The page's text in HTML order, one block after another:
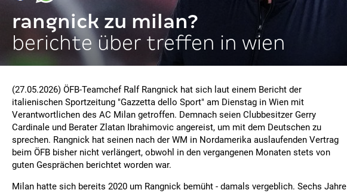
rangnick zu milan?
berichte über treffen in wien
(27.05.2026) ÖFB-Teamchef Ralf Rangnick hat sich laut einem Bericht der
italienischen Sportzeitung "Gazzetta dello Sport" am Dienstag in Wien mit
Verantwortlichen des AC Milan getroffen. Demnach seien Clubbesitzer Gerry
Cardinale und Berater Zlatan Ibrahimovic angereist, um mit dem Deutschen zu
sprechen. Rangnick hat seinen nach der WM in Nordamerika auslaufenden Vertrag
beim ÖFB bisher nicht verlängert, obwohl in den vergangenen Monaten stets von
guten Gesprächen berichtet worden war.
Milan hatte sich bereits 2020 um Rangnick bemüht - damals vergeblich. Sechs Jahre